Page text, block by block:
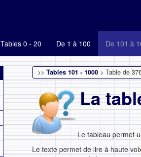
Tables 0 - 20 De 1 à 100 De 101 à
>> Tables 101 - 1000 > Table de
La
Le tableau permet
Le texte permet de lire à haute